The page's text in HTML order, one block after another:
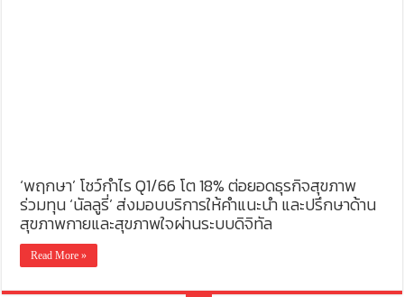
‘พฤกษา’ โชว์กำไร Q1/66 โต 18% ต่อยอดธุรกิจสุขภาพ
ร่วมทุน ‘นัลลูรี่’ ส่งมอบบริการให้คำแนะนำ และปรึกษาด้าน
สุขภาพกายและสุขภาพใจผ่านระบบดิจิทัล
Read More »